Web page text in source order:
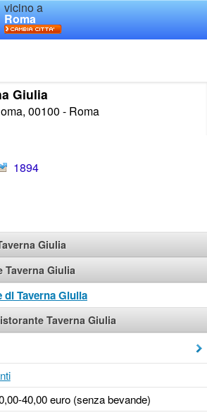
vicino a
Roma
Giulia
00100 - Roma
1894
Giulia
Taverna Giulia
Taverna Giulia
Taverna Giulia
40,00 euro (senza bevande)